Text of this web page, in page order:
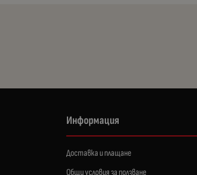
Информация
Доставка и плащане
Общи условия за ползване